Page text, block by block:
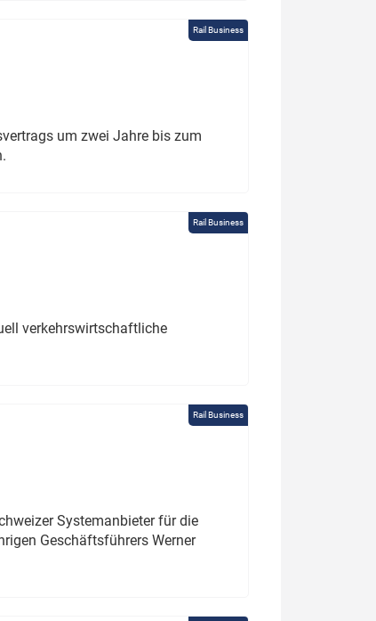
Rail Business
um zwei Jahre bis zum
Rail Business
verkehrswirtschaftliche
Rail Business
Systemanbieter für die
Geschäftsführers Werner